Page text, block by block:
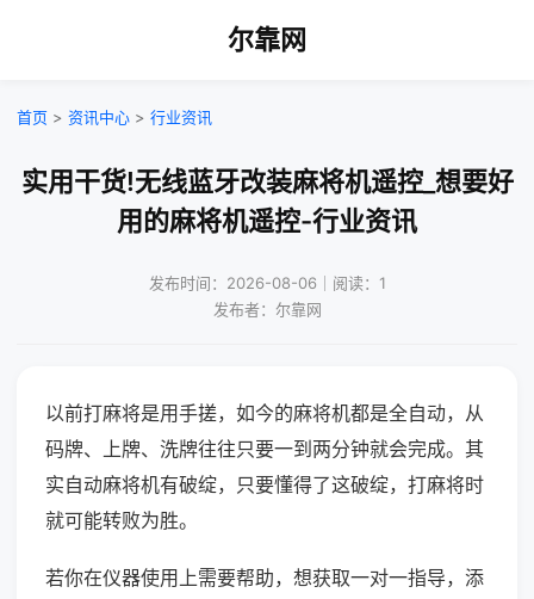
尔靠网
首页 > 资讯中心 > 行业资讯
实用干货!无线蓝牙改装麻将机遥控_想要好
用的麻将机遥控-行业资讯
发布时间：2026-08-06｜阅读：1
发布者：尔靠网
以前打麻将是用手搓，如今的麻将机都是全自动，从
码牌、上牌、洗牌往往只要一到两分钟就会完成。其
实自动麻将机有破绽，只要懂得了这破绽，打麻将时
就可能转败为胜。
若你在仪器使用上需要帮助，想获取一对一指导，添